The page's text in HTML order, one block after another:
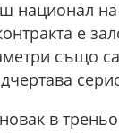
национал
е
също
в